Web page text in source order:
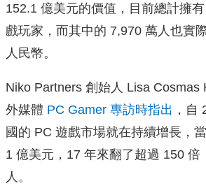
152.1 億美元的價值，目前總計擁
戲玩家，而其中的 7,970 萬人也實
人民幣。
Niko Partners 創始人 Lisa Cosmas
外媒體 PC Gamer 專訪時指出 ，自
國的 PC 遊戲市場就在持續增長，
1 億美元，17 年來翻了超過 150 倍
人。